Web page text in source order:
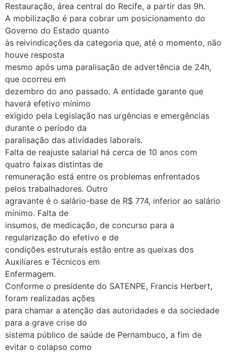
Restauração, área central do Recife, a partir das 9h.
A mobilização é para cobrar um posicionamento do
Governo do Estado quanto
às reivindicações da categoria que, até o momento, não
houve resposta
mesmo após uma paralisação de advertência de 24h,
que ocorreu em
dezembro do ano passado. A entidade garante que
haverá efetivo mínimo
exigido pela Legislação nas urgências e emergências
durante o período da
paralisação das atividades laborais.
Falta de reajuste salarial há cerca de 10 anos com
quatro faixas distintas de
remuneração está entre os problemas enfrentados
pelos trabalhadores. Outro
agravante é o salário-base de R$ 774, inferior ao salário
mínimo. Falta de
insumos, de medicação, de concurso para a
regularização do efetivo e de
condições estruturais estão entre as queixas dos
Auxiliares e Técnicos em
Enfermagem.
Conforme o presidente do SATENPE, Francis Herbert,
foram realizadas ações
para chamar a atenção das autoridades e da sociedade
para a grave crise do
sistema público de saúde de Pernambuco, a fim de
evitar o colapso como